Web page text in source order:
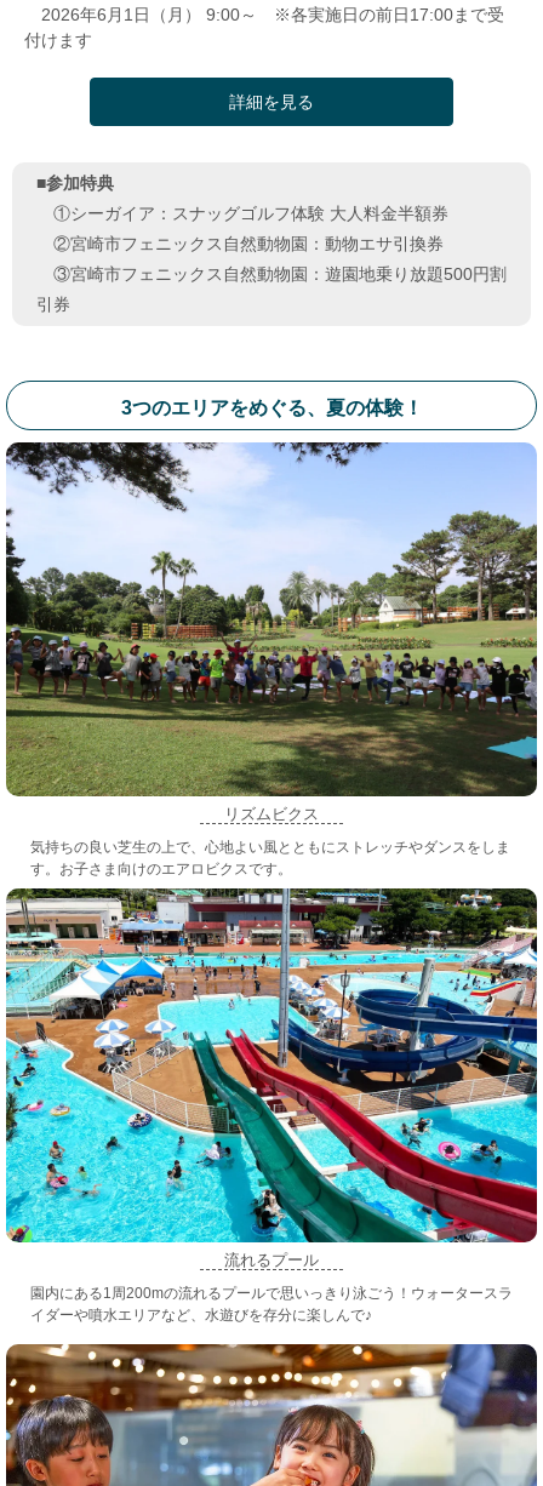
2026年6月1日（月） 9:00～ ※各実施日の前日17:00まで受
付けます
詳細を見る
■参加特典
①シーガイア：スナッグゴルフ体験 大人料金半額券
②宮崎市フェニックス自然動物園：動物エサ引換券
③宮崎市フェニックス自然動物園：遊園地乗り放題500円割
引券
3つのエリアをめぐる、夏の体験！
リズムビクス
気持ちの良い芝生の上で、心地よい風とともにストレッチやダンスをしま
す。お子さま向けのエアロビクスです。
流れるプール
園内にある1周200mの流れるプールで思いっきり泳ごう！ウォータースラ
イダーや噴水エリアなど、水遊びを存分に楽しんで♪